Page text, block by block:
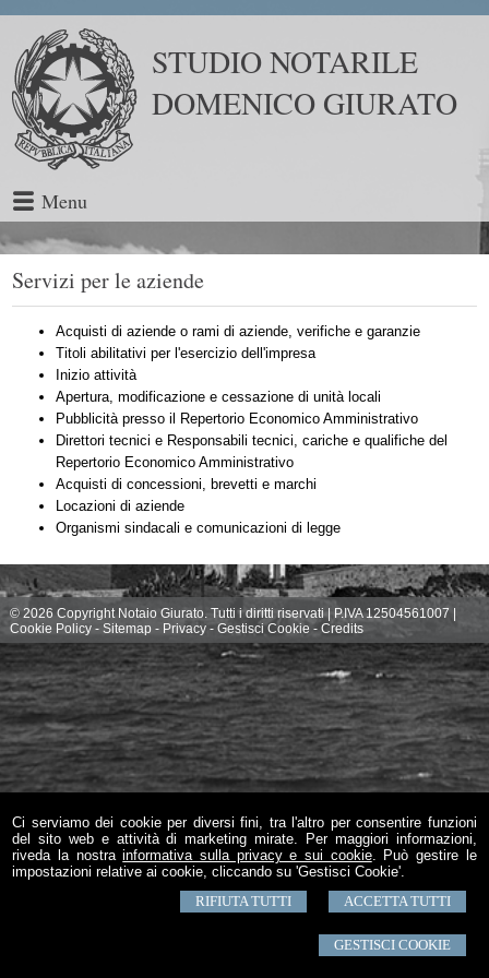
Ci serviamo dei cookie per diversi fini, tra l'altro per consentire funzioni
del sito web e attività di marketing mirate. Per maggiori informazioni,
riveda la nostrainformativa sulla privacy e sui cookie. Può gestire le
impostazioni relative ai cookie, cliccando su 'Gestisci Cookie'.
ACCETTA TUTTI
RIFIUTA TUTTI
GESTISCI COOKIE
STUDIO NOTARILE
DOMENICO GIURATO
Menu
Servizi per le aziende
Acquisti di aziende o rami di aziende, verifiche e garanzie
Titoli abilitativi per l'esercizio dell'impresa
Inizio attività
Apertura, modificazione e cessazione di unità locali
Pubblicità presso il Repertorio Economico Amministrativo
Direttori tecnici e Responsabili tecnici, cariche e qualifiche del
Repertorio Economico Amministrativo
Acquisti di concessioni, brevetti e marchi
Locazioni di aziende
Organismi sindacali e comunicazioni di legge
© 2026 Copyright Notaio Giurato. Tutti i diritti riservati | P.IVA 12504561007 |
Cookie Policy- Sitemap- Privacy- Gestisci Cookie - Credits